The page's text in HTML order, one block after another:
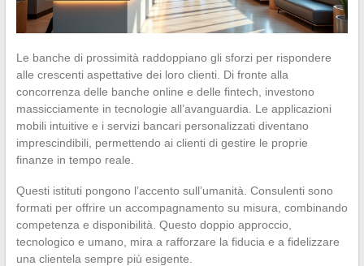
Le banche di prossimità raddoppiano gli sforzi per rispondere
alle crescenti aspettative dei loro clienti. Di fronte alla
concorrenza delle banche online e delle fintech, investono
massicciamente in tecnologie all’avanguardia. Le applicazioni
mobili intuitive e i servizi bancari personalizzati diventano
imprescindibili, permettendo ai clienti di gestire le proprie
finanze in tempo reale.
Questi istituti pongono l’accento sull’umanità. Consulenti sono
formati per offrire un accompagnamento su misura, combinando
competenza e disponibilità. Questo doppio approccio,
tecnologico e umano, mira a rafforzare la fiducia e a fidelizzare
una clientela sempre più esigente.